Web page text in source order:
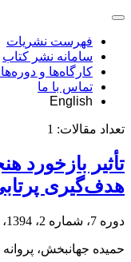
فهرست نشریات
سامانه نشر کتاب
کارگاه‌ها و
تماس با ما
English
تعداد مقالات: 1
تأثیر بازخورد
هدف‌گیری پرتابی
دوره 7، شماره 2، 1394، صفحه
حمیده جهانبخش،